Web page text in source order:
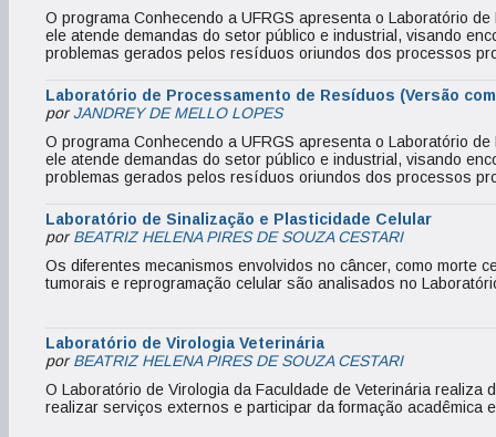
O programa Conhecendo a UFRGS apresenta o Laboratório
ele atende demandas do setor público e industrial, visando
problemas gerados pelos resíduos oriundos dos processos
Laboratório de Processamento de Resíduos (Versão
porJANDREY DE MELLO LOPES
O programa Conhecendo a UFRGS apresenta o Laboratório
ele atende demandas do setor público e industrial, visando
problemas gerados pelos resíduos oriundos dos processos
Laboratório de Sinalização e Plasticidade Celular
porBEATRIZ HELENA PIRES DE SOUZA CESTARI
Os diferentes mecanismos envolvidos no câncer, como morte
tumorais e reprogramação celular são analisados no
Laboratório de Virologia Veterinária
porBEATRIZ HELENA PIRES DE SOUZA CESTARI
O Laboratório de Virologia da Faculdade de Veterinária
realizar serviços externos e participar da formação acadêmica